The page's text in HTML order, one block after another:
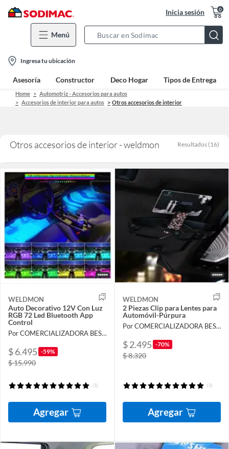
Inicia sesión 0
Menú
Bar
location-
icon
Ingresa tu ubicación
Asesoría Constructor Deco Hogar Tipos de Entrega
Home
Automotriz - Accesorios para autos
Accesorios de interior para autos
Otros accesorios de interior
Otros accesorios de interior - weldmon Resultados (16)
WELDMON
Auto Decorativo 12V Con Luz
RGB 72 Led Bluetooth App
Control
Por COMERCIALIZADORA BESTVENTA SPA
$ 6.495 -59%
$ 15.990
(1)
Agregar
WELDMON
2 Piezas Clip para Lentes para
Automóvil-Púrpura
Por COMERCIALIZADORA BESTVENTA SPA
$ 2.495 -70%
$ 8.320
(1)
Agregar